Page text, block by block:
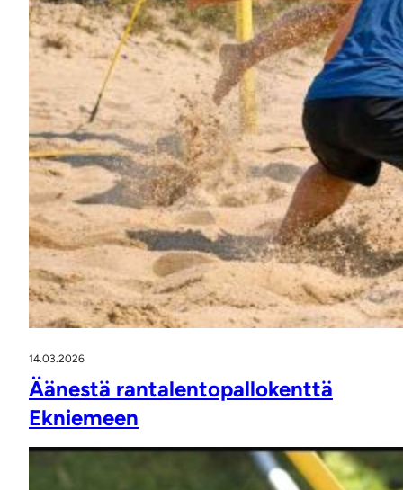
14.03.2026
Äänestä rantalentopallokenttä
Ekniemeen